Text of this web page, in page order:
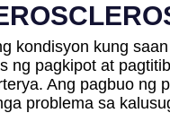
kondisyon kung
ng pagkipot at
Ang pagbuo ng
problema sa